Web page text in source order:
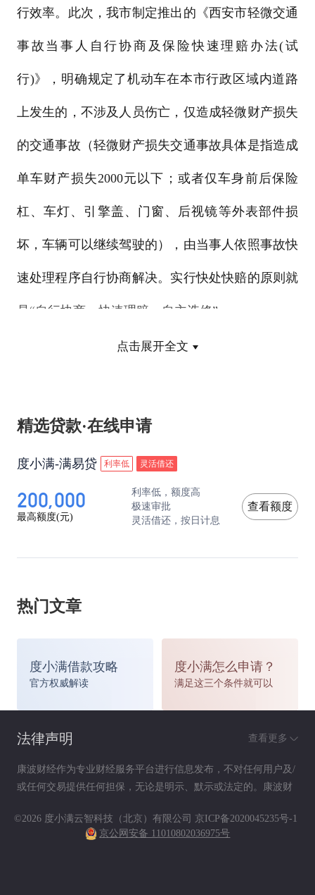
行效率。此次，我市制定推出的《西安市轻微交通
事故当事人自行协商及保险快速理赔办法(试
行)》，明确规定了机动车在本市行政区域内道路
上发生的，不涉及人员伤亡，仅造成轻微财产损失
的交通事故（轻微财产损失交通事故具体是指造成
单车财产损失2000元以下；或者仅车身前后保险
杠、车灯、引擎盖、门窗、后视镜等外表部件损
坏，车辆可以继续驾驶的），由当事人依照事故快
速处理程序自行协商解决。实行快处快赔的原则就
是“自行协商、快速理赔、自主选修”。
程序 先撤现场再填《协议书》
后，当事人应当按照什么样的步骤撤离现场、协商
解决呢？
首先，立即停车，开启危险报警闪光灯(夜间还须
撤离现场后停车等候的地点；其次，在确保安全的
情况下、立即将事故车辆就近移至不妨碍交通的地
点，设置警告标志；第三，双方当事人相互查验驾
驶证(双方要主动出示驾驶证，相互查验驾驶证照
片与其本人是否相符)、行驶证(相互查验行驶证与
其车辆是否相符)和保险凭证，自行确定事故责
(保险公司的报案服务电话提供全天候24小时服
点击展开全文
精选贷款·在线申请
度小满-满易贷 利率低 灵活借还
200,000
最高额度(元)
利率低，额度高
极速审批
灵活借还，按日计息
查看额度
热门文章
度小满借款攻略
官方权威解读
度小满怎么申请？
满足这三个条件就可以
法律声明 查看更多
康波财经作为专业财经服务平台进行信息发布，不对任何用户及/
或任何交易提供任何担保，无论是明示、默示或法定的。康波财
链接）仅供参考（如：历史或预期收益不代表实际收益），不作
为任何法律文件，亦不构成任何邀约、投资建议或承诺，用户应
©2026 度小满云智科技（北京）有限公司 京ICP备2020045235号-1
京公网安备 11010802036975号